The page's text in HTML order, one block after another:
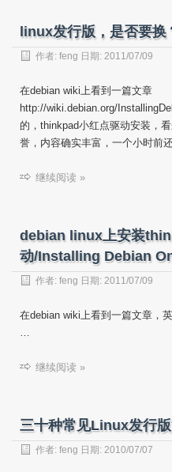
linux发行版，是否要换
作者: feng 日期: 2011/07/09
在debian wiki上看到一篇文章
http://wiki.debian.org/
的，thinkpad小红点驱动安装，
誉，内容确实丰富，一个小时前
继续阅读 »
debian linux上安装
动/Installing Debian
作者: feng 日期: 2011/07/09
在debian wiki上看到一篇文章，
…
继续阅读 »
三十种常见Linux发行
作者: feng 日期: 2010/07/07